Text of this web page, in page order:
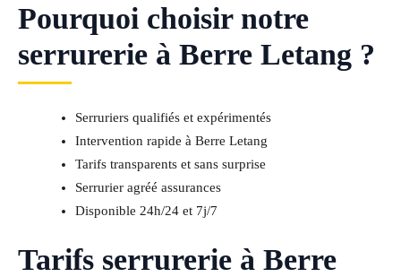
Pourquoi choisir notre
serrurerie à Berre Letang ?
Serruriers qualifiés et expérimentés
Intervention rapide à Berre Letang
Tarifs transparents et sans surprise
Serrurier agréé assurances
Disponible 24h/24 et 7j/7
Tarifs serrurerie à Berre